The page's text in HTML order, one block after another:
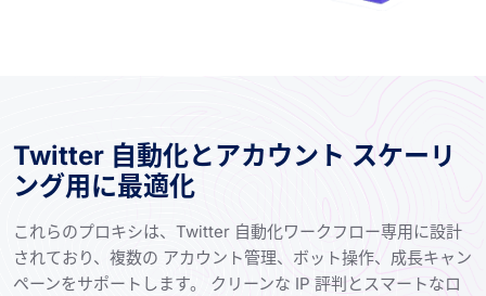
Twitter 自動化とアカウント スケーリ
ング用に最適化
これらのプロキシは、Twitter 自動化ワークフロー専用に設計
されており、複数の アカウント管理、ボット操作、成長キャン
ペーンをサポートします。 クリーンな IP 評判とスマートなロ